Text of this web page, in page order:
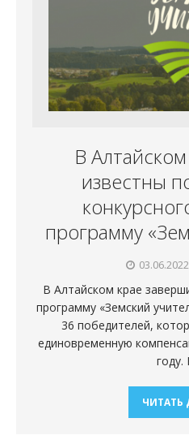
В
известны
программу
03.06.2022
В Алтайском крае
программу «Земский
36 победителей,
единовременную
году.
ЧИТАТЬ